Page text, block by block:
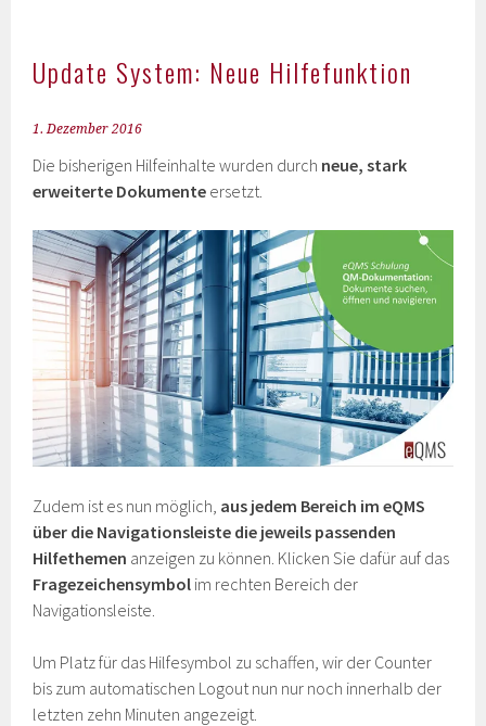
Update System: Neue Hilfefunktion
1. Dezember 2016
Die bisherigen Hilfeinhalte wurden durch neue, stark
erweiterte Dokumente ersetzt.
Zudem ist es nun möglich, aus jedem Bereich im eQMS
über die Navigationsleiste die jeweils passenden
Hilfethemen anzeigen zu können. Klicken Sie dafür auf das
Fragezeichensymbol im rechten Bereich der
Navigationsleiste.
Um Platz für das Hilfesymbol zu schaffen, wir der Counter
bis zum automatischen Logout nun nur noch innerhalb der
letzten zehn Minuten angezeigt.